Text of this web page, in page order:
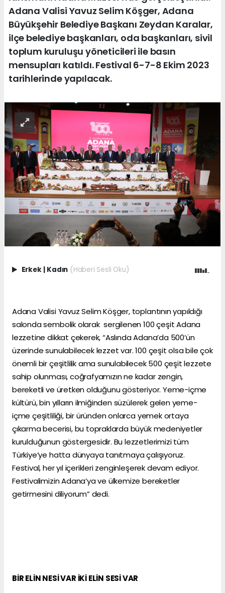
Adana Valisi Yavuz Selim Köşger, Adana
Büyükşehir Belediye Başkanı Zeydan Karalar,
ilçe belediye başkanları, oda başkanları, sivil
toplum kuruluşu yöneticileri ile basın
mensupları katıldı. Festival 6-7-8 Ekim 2023
tarihlerinde yapılacak.
Erkek | Kadın (Haberi Sesli Oku)
Adana Valisi Yavuz Selim Köşger, toplantının yapıldığı
salonda sembolik olarak sergilenen 100 çeşit Adana
lezzetine dikkat çekerek, “Aslında Adana’da 500’ün
üzerinde sunulabilecek lezzet var. 100 çeşit olsa bile çok
önemli bir çeşitlilik ama sunulabilecek 500 çeşit lezzete
sahip olunması, coğrafyamızın ne kadar zengin,
bereketli ve üretken olduğunu gösteriyor. Yeme-içme
kültürü, bin yılların ilmiğinden süzülerek gelen yeme-
içme çeşitliliği, bir üründen onlarca yemek ortaya
çıkarma becerisi, bu topraklarda büyük medeniyetler
kurulduğunun göstergesidir. Bu lezzetlerimizi tüm
Türkiye’ye hatta dünyaya tanıtmaya çalışıyoruz.
Festival, her yıl içerikleri zenginleşerek devam ediyor.
Festivalimizin Adana’ya ve ülkemize bereketler
getirmesini diliyorum” dedi.
BİR ELİN NESİ VAR İKİ ELİN SESİ VAR